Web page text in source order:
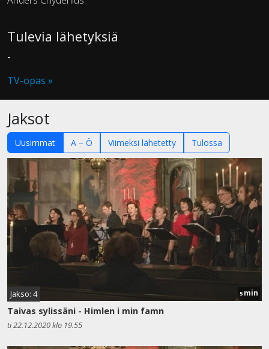
Tulevia lähetyksiä
-
TV-opas »
Jaksot
Uusimmat A – Ö Viimeksi lähetetty Tulossa
Jakso: 4 5 min
Taivas sylissäni - Himlen i min famn
ti 22.12.2020 klo 19.55